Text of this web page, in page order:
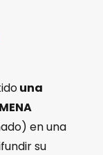
una
en una
su